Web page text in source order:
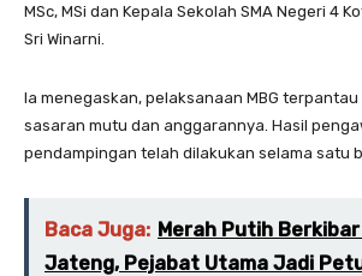
MSc, MSi dan Kepala Sekolah SMA Negeri 4
Sri Winarni.
Ia menegaskan, pelaksanaan MBG
sasaran mutu dan anggarannya. Hasil
pendampingan telah dilakukan selama satu
Baca Juga: Merah Putih
Jateng, Pejabat Utama Jadi